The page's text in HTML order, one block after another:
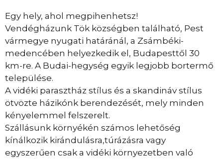
Egy hely, ahol megpihenhetsz!
Vendégházunk Tök községben található, Pest
vármegye nyugati határánál, a Zsámbéki-
medencében helyezkedik el, Budapesttől 30
km-re. A Budai-hegység egyik legjobb bortermő
települése.
A vidéki parasztház stílus és a skandináv stílus
ötvözte házikónk berendezését, mely minden
kényelemmel felszerelt.
Szállásunk környékén számos lehetőség
kínálkozik kirándulásra,túrázásra vagy
egyszerűen csak a vidéki környezetben való